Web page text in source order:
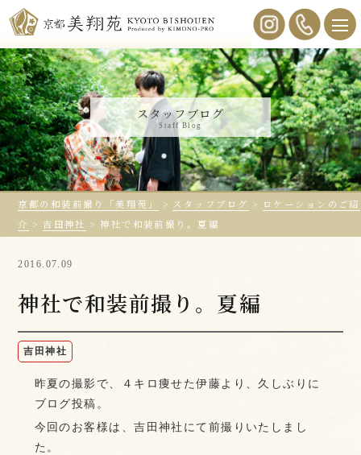
スタッフブログ
Staff Blog
京都の和装前撮り「美翔苑」 > スタッフブログ > ロケーションのご紹
介 >吉田神社 >神社で和装前撮り。夏編
2016.07.09
神社で和装前撮り。夏編
吉田神社
昨夏の撮影で、４キロ痩せた伊藤より、久しぶりに
ブログ投稿。
今回のお客様は、吉田神社にて前撮りいたしまし
た。